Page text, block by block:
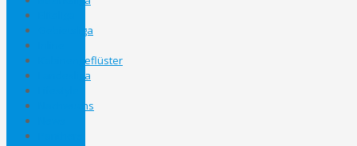
Gebietsliga
Kabinengeflüster
Landesliga
Nachwuchs